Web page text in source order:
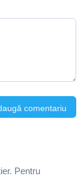
comentariu
Pentru